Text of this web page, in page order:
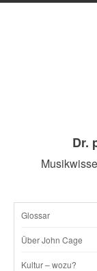
Dr.
SKIP
Glossar
Über John Cage
Kultur – wozu?